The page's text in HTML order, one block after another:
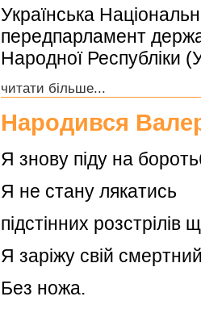
Українська
передпарламент
Народної Республіки
читати більше...
Народився
Я знову піду на
Я не стану лякатись
підстінних розстрілів
Я заріжу свій
Без ножа.